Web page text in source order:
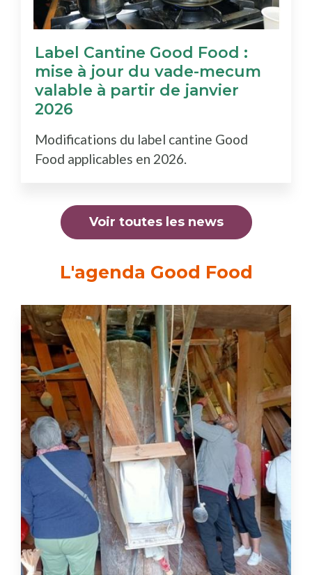
Label Cantine Good Food :
mise à jour du vade-mecum
valable à partir de janvier
2026
Modifications du label cantine Good
Food applicables en 2026.
Voir toutes les news
L'agenda Good Food